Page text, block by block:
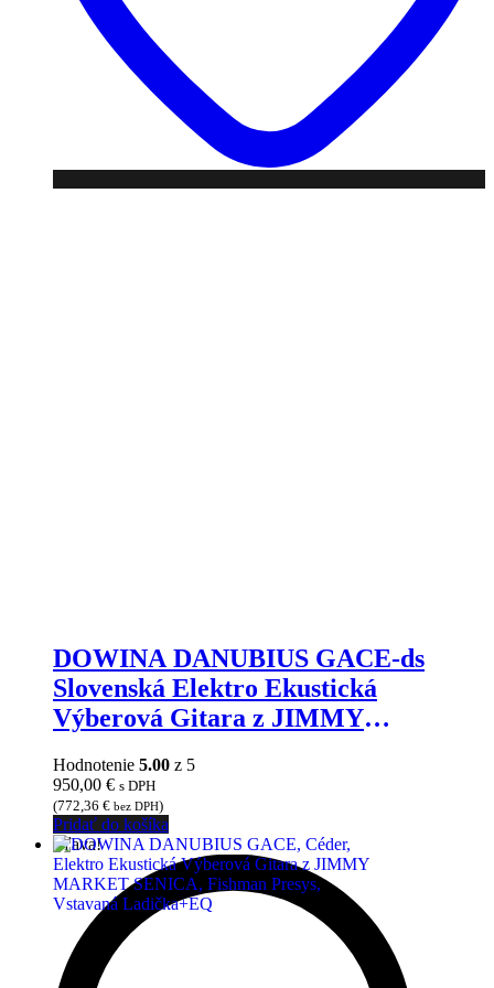
DOWINA DANUBIUS GACE-ds
Slovenská Elektro Ekustická
Výberová Gitara z JIMMY
Vstavaná Ladička+EQ
Hodnotenie 5.00 z 5
950,00 € s DPH
(772,36 € bez DPH)
Pridať do košíka
Zľava!